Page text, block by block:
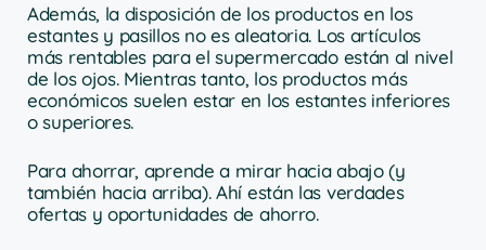
Además, la disposición de los productos en los
estantes y pasillos no es aleatoria. Los artículos
más rentables para el supermercado están al nivel
de los ojos. Mientras tanto, los productos más
económicos suelen estar en los estantes inferiores
o superiores.
Para ahorrar, aprende a mirar hacia abajo (y
también hacia arriba). Ahí están las verdades
ofertas y oportunidades de ahorro.